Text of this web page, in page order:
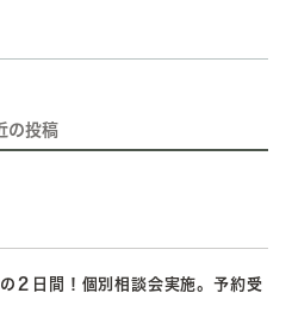
の投稿
日間！個別相談会実施。予約受